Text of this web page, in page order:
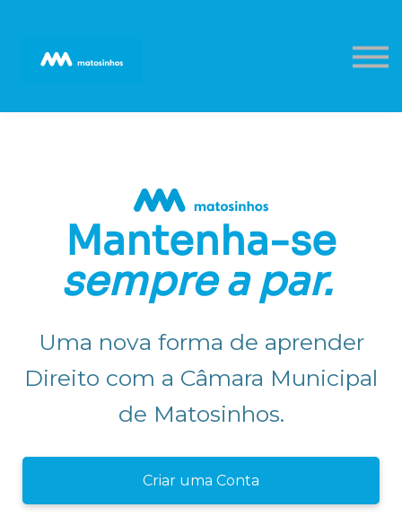
Mantenha-se
sempre a par.
Uma nova forma de aprender
Direito com a Câmara Municipal
de Matosinhos.
Criar uma Conta